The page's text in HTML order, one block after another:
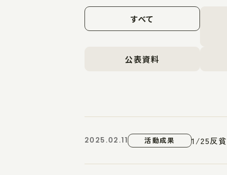
すべて
公表資料
2025.02.11 活動成果 1/25反